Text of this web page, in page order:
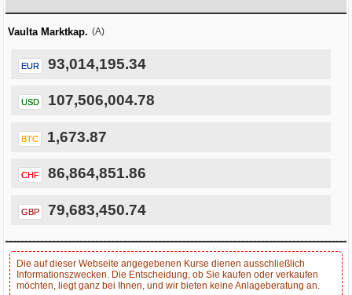
Vaulta Marktkap. (A)
EUR 93,014,195.34
USD 107,506,004.78
BTC 1,673.87
CHF 86,864,851.86
GBP 79,683,450.74
Die auf dieser Webseite angegebenen Kurse dienen ausschließlich
Informationszwecken. Die Entscheidung, ob Sie kaufen oder verkaufen
möchten, liegt ganz bei Ihnen, und wir bieten keine Anlageberatung an.